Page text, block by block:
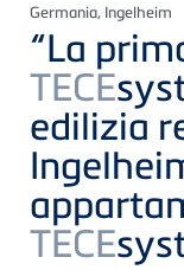
Germania, Ingelheim
“La
TECE
edilizia
TECE